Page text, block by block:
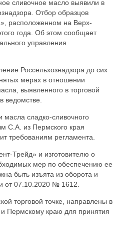
сливочное масло выявили в
Отбор образцов
расположенном на Верх-
года. Об этом сообщает
управления
Россельхознадзора до сих
мерах в отношении
выявленного в торговой
ведомстве.
масла сладко-сливочного
С.А. из Пермского края
требованиям регламента.
Трейд» и изготовителю о
мер по обеспечению ее
быть изъята из оборота и
от 07.10.2020 № 1612.
торговой точке, направлены в
и Пермскому краю для принятия